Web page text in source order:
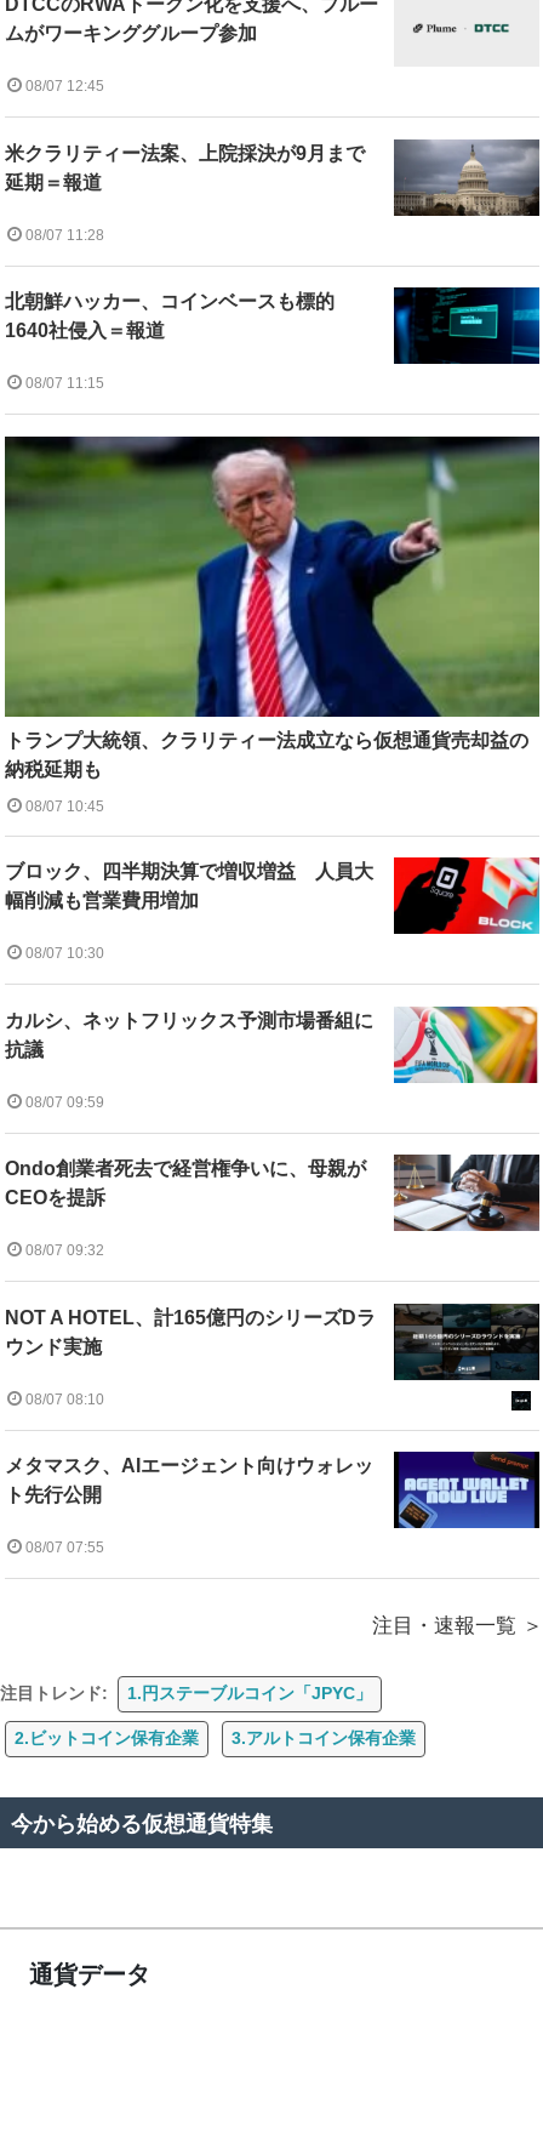
DTCCのRWAトークン化を支援へ、プルー
ムがワーキンググループ参加
08/07 12:45
米クラリティー法案、上院採決が9月まで
延期＝報道
08/07 11:28
北朝鮮ハッカー、コインベースも標的
1640社侵入＝報道
08/07 11:15
トランプ大統領、クラリティー法成立なら仮想通貨売却益の
納税延期も
08/07 10:45
ブロック、四半期決算で増収増益 人員大
幅削減も営業費用増加
08/07 10:30
カルシ、ネットフリックス予測市場番組に
抗議
08/07 09:59
Ondo創業者死去で経営権争いに、母親が
CEOを提訴
08/07 09:32
NOT A HOTEL、計165億円のシリーズDラ
ウンド実施
08/07 08:10
メタマスク、AIエージェント向けウォレッ
ト先行公開
08/07 07:55
注目・速報一覧
注目トレンド: 1.円ステーブルコイン「JPYC」
2.ビットコイン保有企業 3.アルトコイン保有企業
今から始める仮想通貨特集
通貨データ